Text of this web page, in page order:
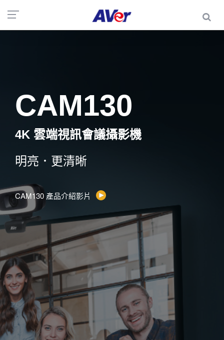
CAM130
4K 雲端視訊會議攝影機
明亮．更清晰
CAM130 產品介紹影片